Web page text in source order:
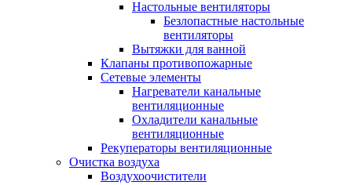
Настольные вентиляторы
Безлопастные настольные
вентиляторы
Вытяжки для ванной
Клапаны противопожарные
Сетевые элементы
Нагреватели канальные
вентиляционные
Охладители канальные
вентиляционные
Рекуператоры вентиляционные
Очистка воздуха
Воздухоочистители